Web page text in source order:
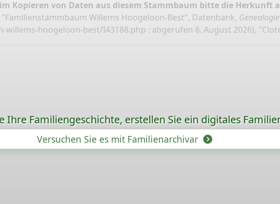
Kopieren von Daten aus diesem Stammbaum bitte die Herkunft
"Familienstammbaum Willems Hoogeloon-Best", Datenbank,
hoogeloon-best/I43188.php : abgerufen 8. August 2026),
Ihre Familiengeschichte, erstellen Sie ein digitales
Versuchen Sie es mit Familienarchivar